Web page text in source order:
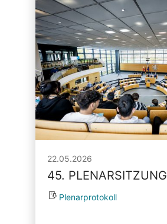
22.05.2026
45. PLENARSITZUNG
Plenarprotokoll